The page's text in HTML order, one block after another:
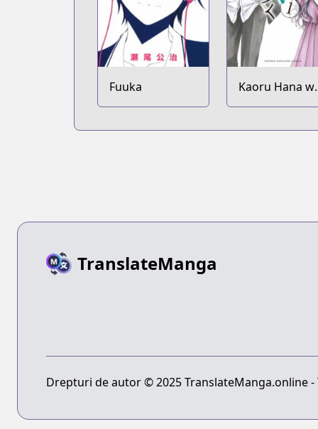
Fuuka
Kaoru Hana
Rin to Saku
TranslateManga
Drepturi de autor © 2025 TranslateManga.online